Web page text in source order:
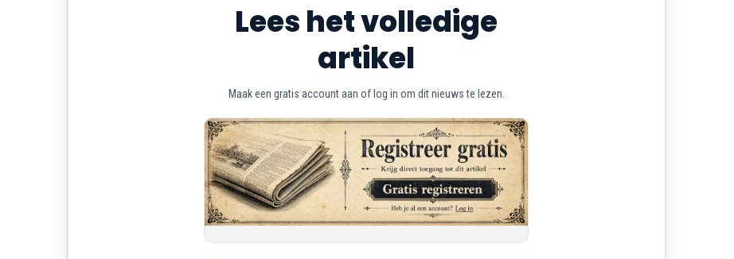
Lees het volledige
artikel
Maak een gratis account aan of log in om dit nieuws te lezen.